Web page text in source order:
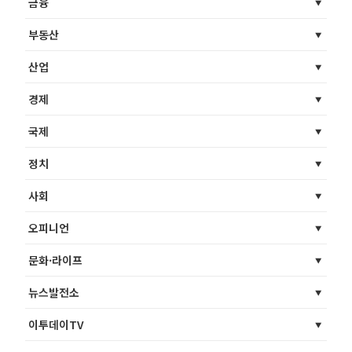
부동산
산업
경제
국제
정치
사회
오피니언
문화·라이프
뉴스발전소
이투데이TV